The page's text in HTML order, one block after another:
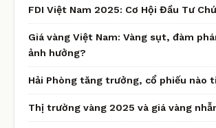
FDI Việt Nam 2025: Cơ Hội Đầu Tư
Giá vàng Việt Nam: Vàng sụt, đàm
ảnh hưởng?
Hải Phòng tăng trưởng, cổ phiếu nào
Thị trường vàng 2025 và giá vàng